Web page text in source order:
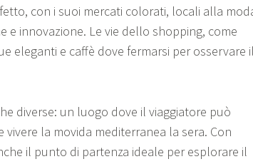
con i suoi mercati colorati, locali alla
e innovazione. Le vie dello shopping, come
eleganti e caffè dove fermarsi per osservare
diverse: un luogo dove il viaggiatore può
vivere la movida mediterranea la sera. Con
il punto di partenza ideale per esplorare il